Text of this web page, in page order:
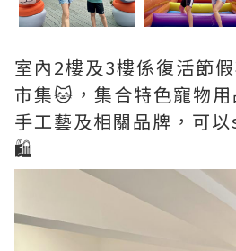
室內2樓及3樓係復活節
市集🐱，集合特色寵物用
手工藝及相關品牌，可
🛍️